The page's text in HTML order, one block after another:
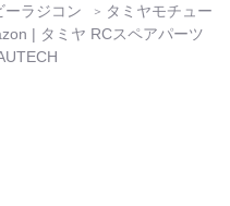
ーラジコン
タミヤモチュー
| タミヤ RCスペアパーツ